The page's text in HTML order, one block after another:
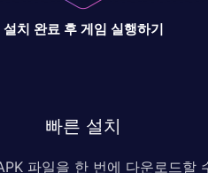
설치 완료 후 게임 실행하기
빠른 설치
파일을 한 번에 다운로드할